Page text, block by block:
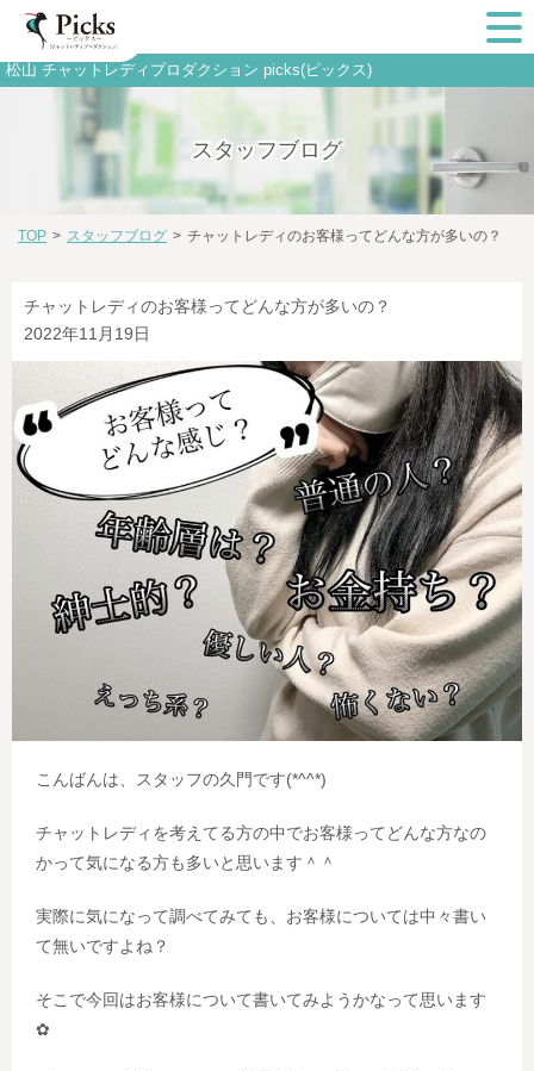
松山 チャットレディプロダクション picks(ピックス)
スタッフブログ
TOP > スタッフブログ > チャットレディのお客様ってどんな方が多いの？
チャットレディのお客様ってどんな方が多いの？
2022年11月19日
こんばんは、スタッフの久門です(*^^*)
チャットレディを考えてる方の中でお客様ってどんな方なの
かって気になる方も多いと思います＾＾
実際に気になって調べてみても、お客様については中々書い
て無いですよね？
そこで今回はお客様について書いてみようかなって思います
✿